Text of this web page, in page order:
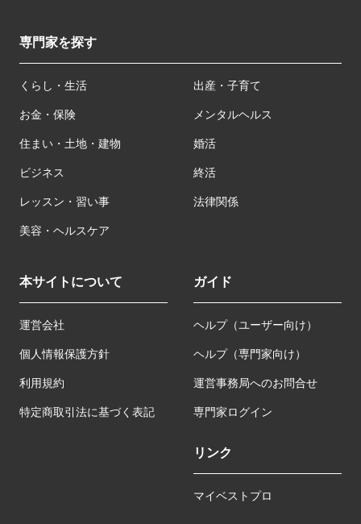
専門家を探す
くらし・生活
お金・保険
住まい・土地・建物
ビジネス
レッスン・習い事
美容・ヘルスケア
出産・子育て
メンタルヘルス
婚活
終活
法律関係
本サイトについて
運営会社
個人情報保護方針
利用規約
特定商取引法に基づく表記
ガイド
ヘルプ（ユーザー向け）
ヘルプ（専門家向け）
運営事務局へのお問合せ
専門家ログイン
リンク
マイベストプロ